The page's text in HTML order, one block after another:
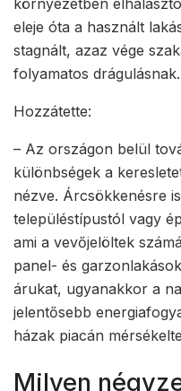
eleje óta a használt
stagnált, azaz vége
folyamatos drágulásnak.
Hozzátette:
– Az országon belül
különbségek a
nézve. Árcsökkenésre
településtípustól vagy
ami a vevőjelöltek
panel- és
árukat, ugyanakkor a
jelentősebb
házak piacán
Milyen